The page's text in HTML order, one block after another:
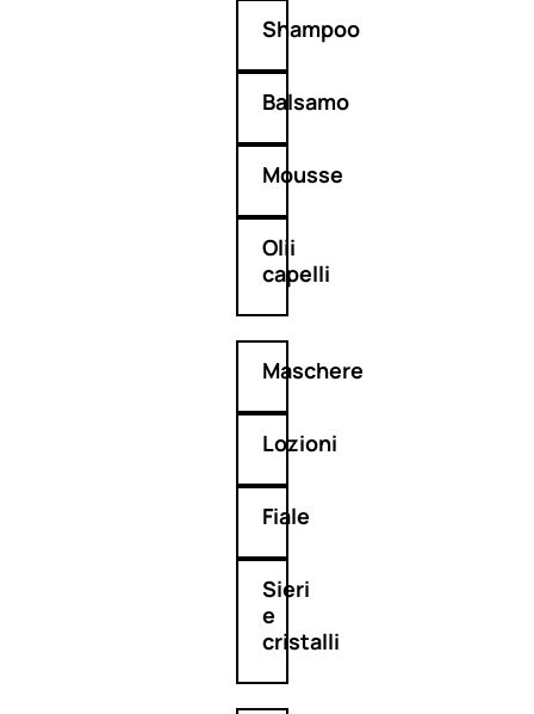
Shampoo
Balsamo
Mousse
Olii
capelli
Maschere
Lozioni
Fiale
Sieri
e
cristalli